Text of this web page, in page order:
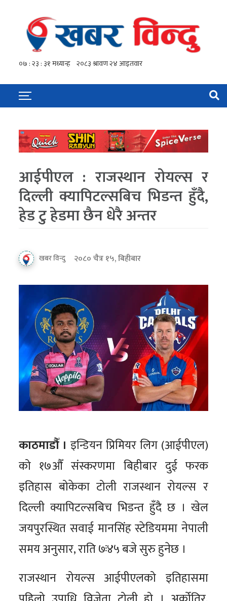
आईपीएल : राजस्थान रोयल्स र
दिल्ली क्यापिटल्सबिच भिडन्त हुँदै,
हेड टु हेडमा छैन धेरै अन्तर
खबर विन्दु २०८० चैत्र १५, बिहीबार
काठमाडौँ । इन्डियन प्रिमियर लिग (आईपीएल)
को १७औँ संस्करणमा बिहीबार दुई फरक
इतिहास बोकेका टोली राजस्थान रोयल्स र
दिल्ली क्यापिटल्सबिच भिडन्त हुँदै छ । खेल
जयपुरस्थित सवाई मानसिंह स्टेडियममा नेपाली
समय अनुसार, राति ७ः४५ बजे सुरु हुनेछ ।
राजस्थान रोयल्स आईपीएलको इतिहासमा